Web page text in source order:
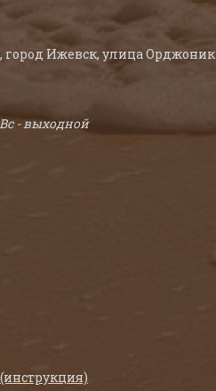
город Ижевск, улица
- выходной